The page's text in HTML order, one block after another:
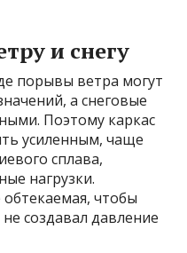
и снегу
порывы ветра могут
а снеговые
Поэтому каркас
усиленным, чаще
сплава,
нагрузки.
чтобы
создавал давление